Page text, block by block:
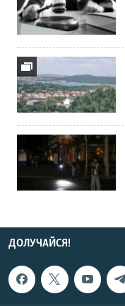
ДОЛУЧАЙСЯ!